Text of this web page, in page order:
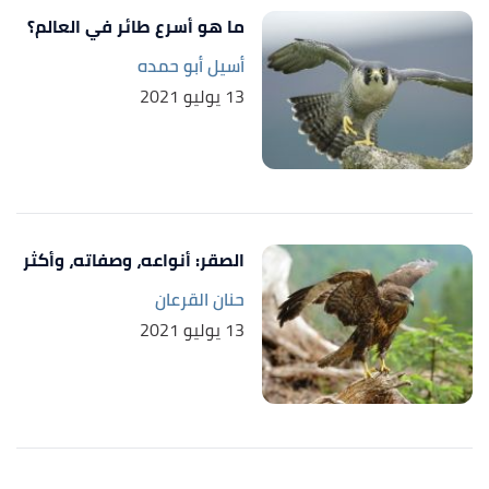
Saras Jessica (19/4/2018),"?How Do Penguins
Sleep",sciencing, Retrieved 16/2/2021. Edited.
primaryhomeworkhelp
Retrieved 16/2/2021. Edited.
ما هو أسرع طائر في العالم؟
أسيل أبو حمده
13 يوليو 2021
الصقر: أنواعه، وصفاته، وأكثر
حنان القرعان
13 يوليو 2021